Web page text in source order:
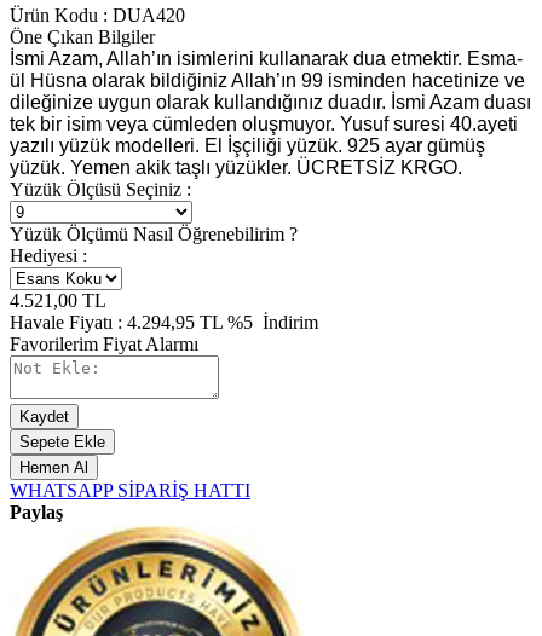
Ürün Kodu : DUA420
Öne Çıkan Bilgiler
İsmi Azam, Allah’ın isimlerini kullanarak dua etmektir. Esma-
ül Hüsna olarak bildiğiniz Allah’ın 99 isminden hacetinize ve
dileğinize uygun olarak kullandığınız duadır. İsmi Azam duası
tek bir isim veya cümleden oluşmuyor. Yusuf suresi 40.ayeti
yazılı yüzük modelleri. El İşçiliği yüzük. 925 ayar gümüş
yüzük. Yemen akik taşlı yüzükler. ÜCRETSİZ KRGO.
Yüzük Ölçüsü Seçiniz :
Yüzük Ölçümü Nasıl Öğrenebilirim ?
Hediyesi :
4.521,00 TL
Havale Fiyatı : 4.294,95 TL %5 İndirim
Favorilerim Fiyat Alarmı
Kaydet
Sepete Ekle
Hemen Al
WHATSAPP SİPARİŞ HATTI
Paylaş